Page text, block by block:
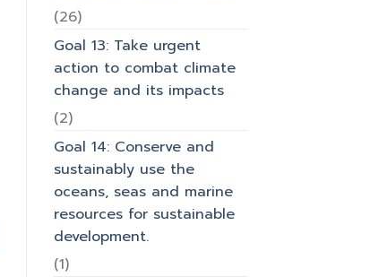
(26)
Goal 13: Take urgent
action to combat climate
change and its impacts
(2)
Goal 14: Conserve and
sustainably use the
oceans, seas and marine
resources for sustainable
development.
(1)